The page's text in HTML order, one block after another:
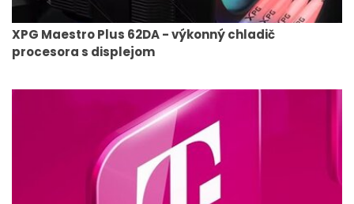
XPG Maestro Plus 62DA - výkonný chladič
procesora s displejom